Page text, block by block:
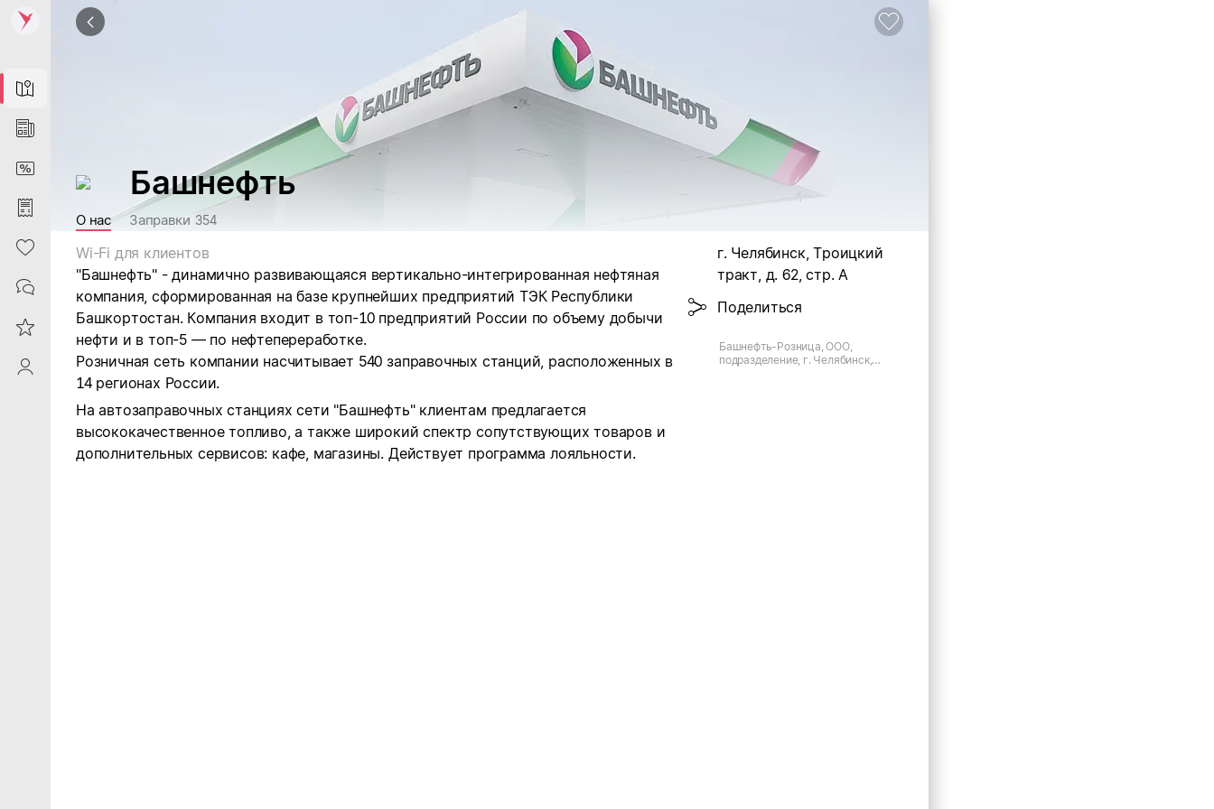
Map
News
DiscountCard
Purchases
Heart
Contacts
Reviews
ProfileSaby
Башнефть
О нас Заправки 354
Wi-Fi для клиентов
"Башнефть" - динамично развивающаяся вертикально-интегрированная нефтяная
компания, сформированная на базе крупнейших предприятий ТЭК Республики
Башкортостан. Компания входит в топ-10 предприятий России по объему добычи
нефти и в топ-5 — по нефтепереработке.
Розничная сеть компании насчитывает 540 заправочных станций, расположенных в
14 регионах России.
На автозаправочных станциях сети "Башнефть" клиентам предлагается
высококачественное топливо, а также широкий спектр сопутствующих товаров и
дополнительных сервисов: кафе, магазины. Действует программа лояльности.
г. Челябинск, Троицкий
тракт, д. 62, стр. А
Поделиться
Башнефть-Розница, ООО,
подразделение, г. Челябинск,